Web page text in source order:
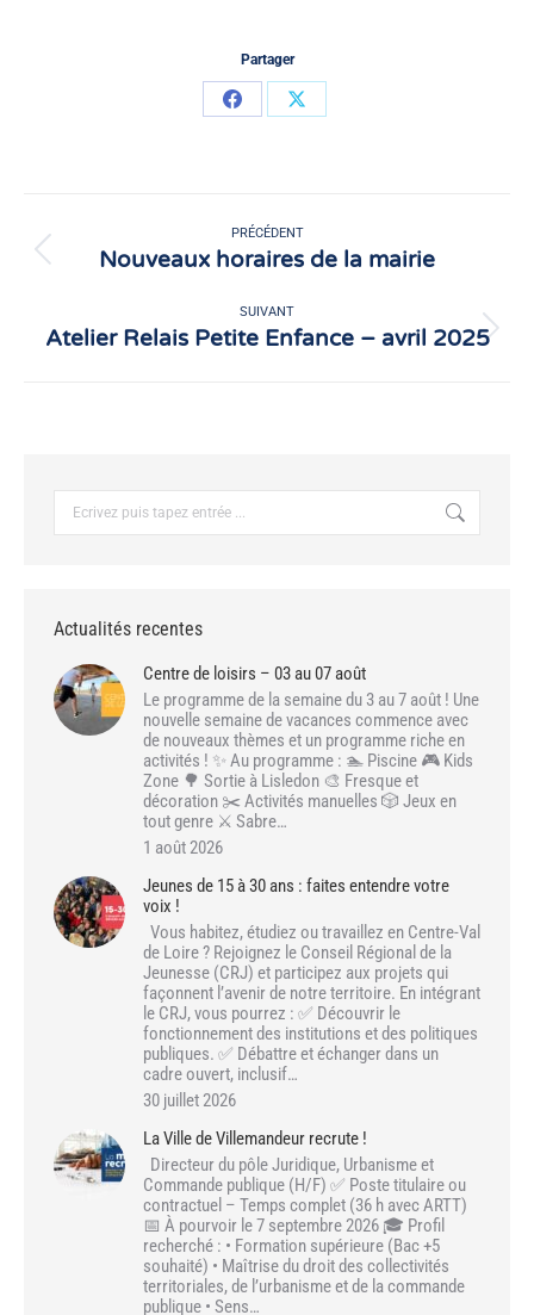
Partager
PartagerPartager
article
PRÉCÉDENT
Article
:
Nouveaux horaires de la mairie
SUIVANT
Article
Atelier Relais Petite Enfance – avril 2025
Actualités recentes
Centre de loisirs – 03 au 07 août
Le programme de la semaine du 3 au 7 août ! Une
nouvelle semaine de vacances commence avec
de nouveaux thèmes et un programme riche en
activités ! ✨ Au programme : 🏊 Piscine 🎮 Kids
Zone 🌳 Sortie à Lisledon 🎨 Fresque et
décoration ✂️ Activités manuelles 🎲 Jeux en
tout genre ⚔️ Sabre…
1 août 2026
Jeunes de 15 à 30 ans : faites entendre votre
voix !
Vous habitez, étudiez ou travaillez en Centre-Val
de Loire ? Rejoignez le Conseil Régional de la
Jeunesse (CRJ) et participez aux projets qui
façonnent l’avenir de notre territoire. En intégrant
le CRJ, vous pourrez : ✅ Découvrir le
fonctionnement des institutions et des politiques
publiques. ✅ Débattre et échanger dans un
cadre ouvert, inclusif…
30 juillet 2026
La Ville de Villemandeur recrute !
Directeur du pôle Juridique, Urbanisme et
Commande publique (H/F) ✅ Poste titulaire ou
contractuel – Temps complet (36 h avec ARTT)
📅 À pourvoir le 7 septembre 2026 🎓 Profil
recherché : • Formation supérieure (Bac +5
souhaité) • Maîtrise du droit des collectivités
territoriales, de l’urbanisme et de la commande
publique • Sens…